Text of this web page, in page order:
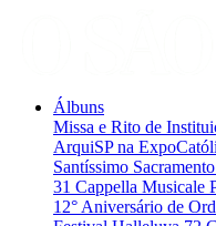
Álbuns
Missa e Rito de
ArquiSP na
Santíssimo Sacramento
31 Cappella Musicale
12° Aniversário de